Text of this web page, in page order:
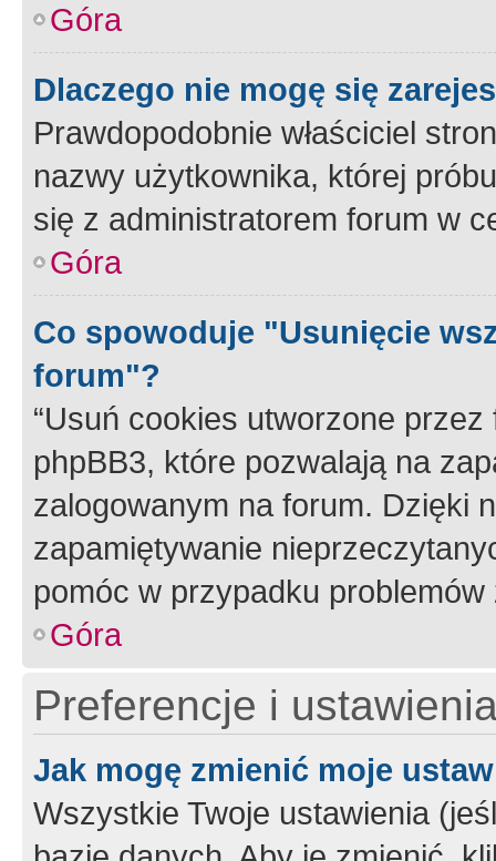
Góra
Dlaczego nie mogę się
Prawdopodobnie właściciel
nazwy użytkownika, której
się z administratorem forum w
Góra
Co spowoduje "Usunięcie
forum"?
“Usuń cookies utworzone
phpBB3, które pozwalają na
zalogowanym na forum. Dzięki
zapamiętywanie
pomóc w przypadku
Góra
Preferencje i
Jak mogę zmienić moje
Wszystkie Twoje ustawienia